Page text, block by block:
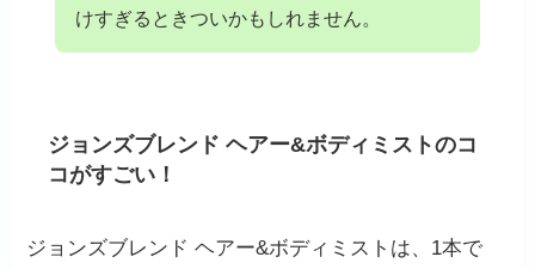
けすぎるときついかもしれません。
ジョンズブレンド ヘアー&ボディミストのコ
コがすごい！
ジョンズブレンド ヘアー&ボディミストは、1本で